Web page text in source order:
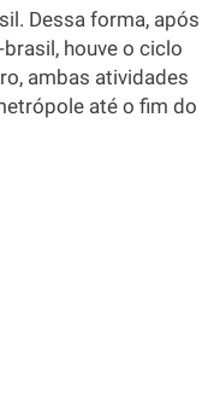
Dessa forma, após
houve o ciclo
ambas atividades
até o fim do